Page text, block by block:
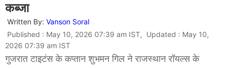
कब्जा
Written By: Vanson Soral
Published : May 10, 2026 07:39 am IST, Updated : May 10,
2026 07:39 am IST
गुजरात टाइटंस के कप्तान शुभमन गिल ने राजस्थान रॉयल्स के